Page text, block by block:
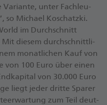
Va­ri­an­te, unter Fach­leu­
so Mi­cha­el Ko­schatz­ki.
im Durch­schnitt
Mit die­sem durch­schnitt­li­
mo­nat­li­chen Kauf von
von 100 Euro über einen
von 30.000 Euro
liegt jeder drit­te Spa­rer
zum Teil deut­